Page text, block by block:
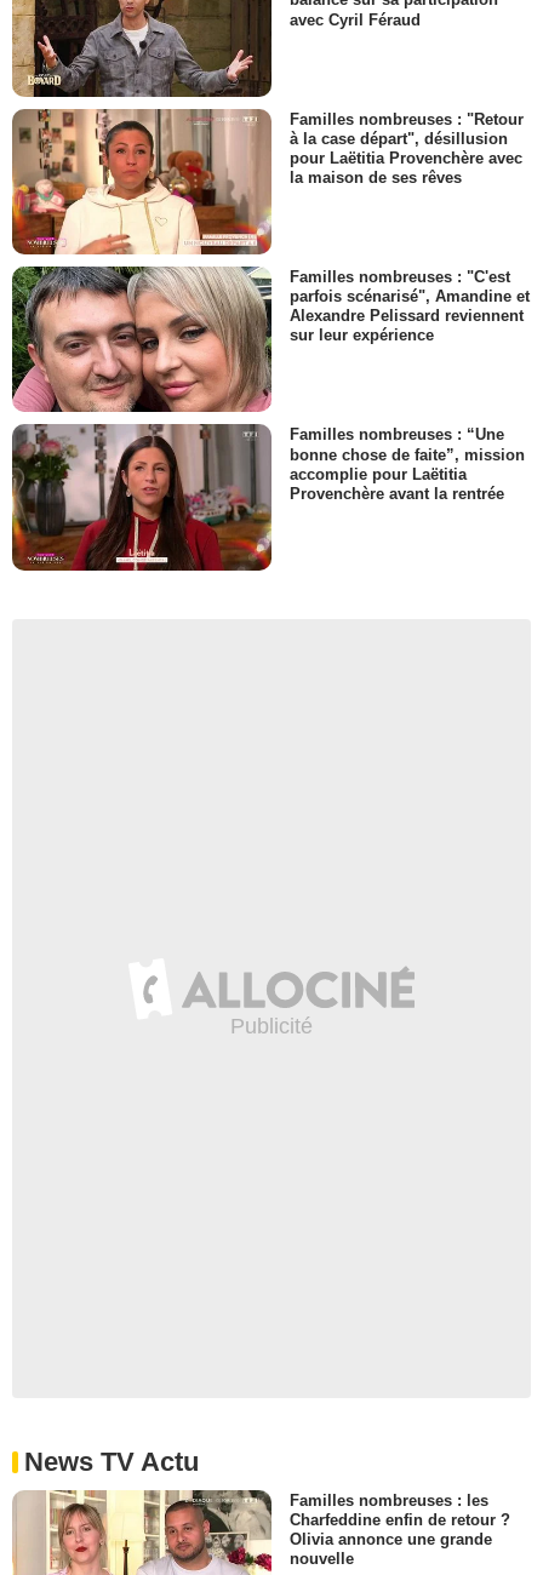
avec Cyril Féraud
Familles nombreuses : "Retour
à la case départ", désillusion
pour Laëtitia Provenchère avec
la maison de ses rêves
Familles nombreuses : "C'est
parfois scénarisé", Amandine et
Alexandre Pelissard reviennent
sur leur expérience
Familles nombreuses : “Une
bonne chose de faite”, mission
accomplie pour Laëtitia
Provenchère avant la rentrée
News TV Actu
Familles nombreuses : les
Charfeddine enfin de retour ?
Olivia annonce une grande
nouvelle